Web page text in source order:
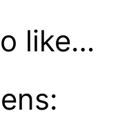
like…